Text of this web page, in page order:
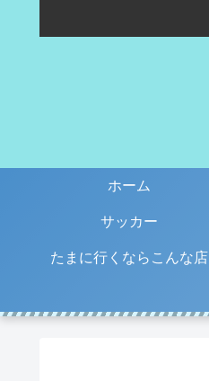
ホーム
サッカー
たまに行くならこんな店